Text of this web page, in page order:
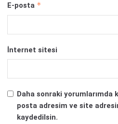
E-posta *
İnternet sitesi
Daha sonraki yorumlarımda
posta adresim ve site
kaydedilsin.